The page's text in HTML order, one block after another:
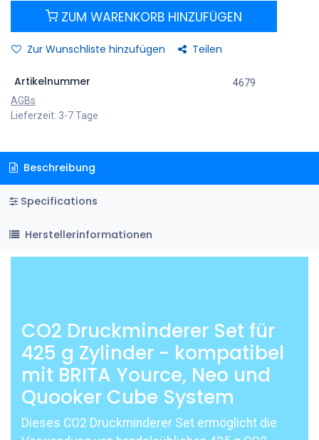
ZUM WARENKORB HINZUFÜGEN
Zur Wunschliste hinzufügen Teilen
Artikelnummer
4679
AGBs
Lieferzeit: 3-7 Tage
Beschreibung
Specifications
Herstellerinformationen
CO2 Druckminderer Set für
425 g Zylinder - kompatibel
mit BRITA Yource, Neo und
Quooker Cube System
Dieses CO2 Druckminderer Set ermöglicht die